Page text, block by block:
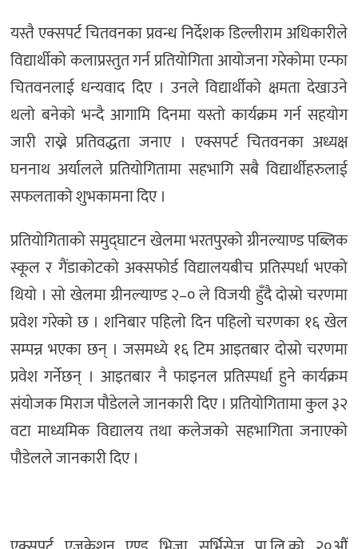
यस्तै एक्सपर्ट चितवनका प्रवन्ध निर्देशक डिल्लीराम अधिकारीले
विद्यार्थीको कलाप्रस्तुत गर्न प्रतियोगिता आयोजना गरेकोमा एन्फा
चितवनलाई धन्यवाद दिए । उनले विद्यार्थीको क्षमता देखाउने
थलो बनेको भन्दै आगामि दिनमा यस्तो कार्यक्रम गर्न सहयोग
जारी राख्ने प्रतिवद्धता जनाए । एक्सपर्ट चितवनका अध्यक्ष
घननाथ अर्यालले प्रतियोगितामा सहभागि सबै विद्यार्थीहरुलाई
सफलताको शुभकामना दिए ।
प्रतियोगिताको समुद्घाटन खेलमा भरतपुरको ग्रीनल्याण्ड पब्लिक
स्कूल र गैंडाकोटको अक्सफोर्ड विद्यालयबीच प्रतिस्पर्धा भएको
थियो । सो खेलमा ग्रीनल्याण्ड २–० ले विजयी हुँदै दोस्रो चरणमा
प्रवेश गरेको छ । शनिबार पहिलो दिन पहिलो चरणका १६ खेल
सम्पन्न भएका छन् । जसमध्ये १६ टिम आइतबार दोस्रो चरणमा
प्रवेश गर्नेछन् । आइतबार नै फाइनल प्रतिस्पर्धा हुने कार्यक्रम
संयोजक मिराज पौडेलले जानकारी दिए । प्रतियोगितामा कुल ३२
वटा माध्यमिक विद्यालय तथा कलेजको सहभागिता जनाएको
पौडेलले जानकारी दिए ।